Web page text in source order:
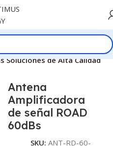
Soluciones de Alta Calidad
Antena
Amplificadora
de señal ROAD
60dBs
SKU: ANT-RD-60-